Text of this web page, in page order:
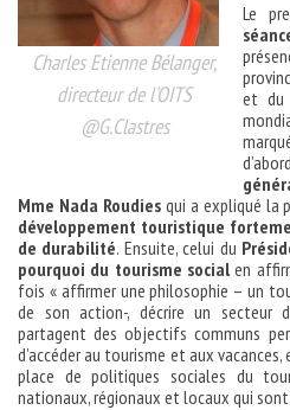
Charles Etienne Bélanger,
directeur de l’OITS
@G.Clastres
Le
et du
Mme Nada Roudies qui a expliqué la
développement touristique
de durabilité. Ensuite, celui du
pourquoi du tourisme socialen
fois « affirmer une philosophie – un
de son action-, décrire un secteur
partagent des objectifs communs
d’accéder au tourisme et aux
place de politiques sociales du
nationaux, régionaux et locaux qui